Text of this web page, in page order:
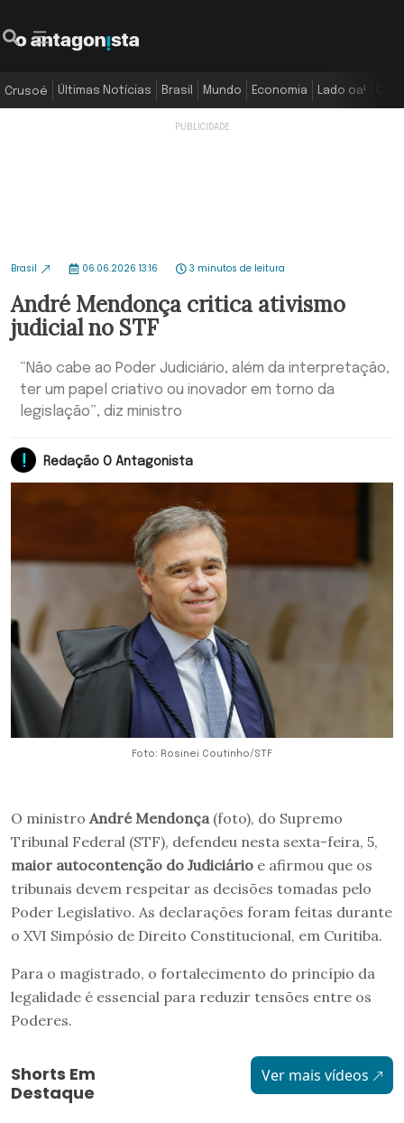
Crusoé Últimas Notícias Brasil Mundo Economia Lado oa!
Brasil 06.06.2026 13:16 3 minutos de leitura
André Mendonça critica ativismo
judicial no STF
“Não cabe ao Poder Judiciário, além da interpretação,
ter um papel criativo ou inovador em torno da
legislação”, diz ministro
Redação O Antagonista
Foto: Rosinei Coutinho/STF
O ministro André Mendonça (foto), do Supremo
Tribunal Federal (STF), defendeu nesta sexta-feira, 5,
maior autocontenção do Judiciário e afirmou que os
tribunais devem respeitar as decisões tomadas pelo
Poder Legislativo. As declarações foram feitas durante
o XVI Simpósio de Direito Constitucional, em Curitiba.
Para o magistrado, o fortalecimento do princípio da
legalidade é essencial para reduzir tensões entre os
Poderes.
Shorts Em
Destaque
Ver mais vídeos